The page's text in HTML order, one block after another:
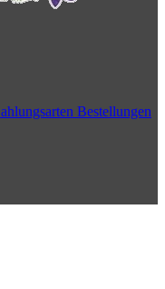
Bestellungen